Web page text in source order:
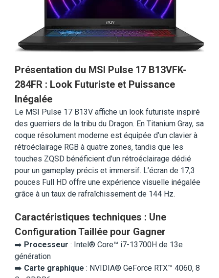
Présentation du MSI Pulse 17 B13VFK-
284FR : Look Futuriste et Puissance
Inégalée
Le MSI Pulse 17 B13V affiche un look futuriste inspiré
des guerriers de la tribu du Dragon. En Titanium Gray, sa
coque résolument moderne est équipée d’un clavier à
rétroéclairage RGB à quatre zones, tandis que les
touches ZQSD bénéficient d’un rétroéclairage dédié
pour un gameplay précis et immersif. L’écran de 17,3
pouces Full HD offre une expérience visuelle inégalée
grâce à un taux de rafraîchissement de 144 Hz.
Caractéristiques techniques : Une
Configuration Taillée pour Gagner
➡️ Processeur : Intel® Core™ i7-13700H de 13e
génération
➡️ Carte graphique : NVIDIA® GeForce RTX™ 4060, 8